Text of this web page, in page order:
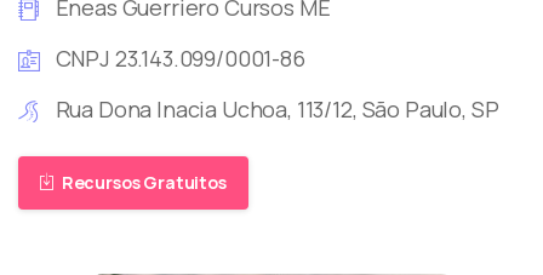
Eneas Guerriero Cursos ME
CNPJ 23.143.099/0001-86
Rua Dona Inacia Uchoa, 113/12, São Paulo, SP
Recursos Gratuitos